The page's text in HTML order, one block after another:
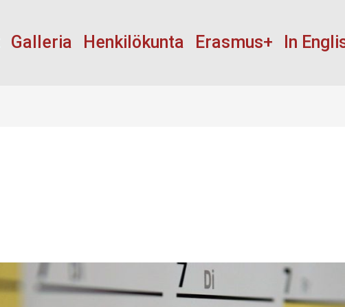
Galleria Henkilökunta Erasmus+ In